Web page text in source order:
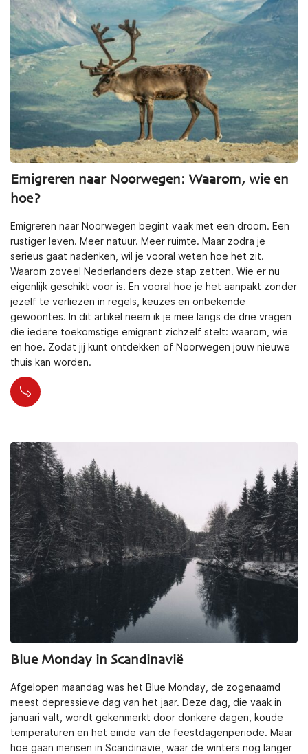
Emigreren naar Noorwegen: Waarom, wie en
hoe?
Emigreren naar Noorwegen begint vaak met een droom. Een
rustiger leven. Meer natuur. Meer ruimte. Maar zodra je
serieus gaat nadenken, wil je vooral weten hoe het zit.
Waarom zoveel Nederlanders deze stap zetten. Wie er nu
eigenlijk geschikt voor is. En vooral hoe je het aanpakt zonder
jezelf te verliezen in regels, keuzes en onbekende
gewoontes. In dit artikel neem ik je mee langs de drie vragen
die iedere toekomstige emigrant zichzelf stelt: waarom, wie
en hoe. Zodat jij kunt ontdekken of Noorwegen jouw nieuwe
thuis kan worden.
Blue Monday in Scandinavië
Afgelopen maandag was het Blue Monday, de zogenaamd
meest depressieve dag van het jaar. Deze dag, die vaak in
januari valt, wordt gekenmerkt door donkere dagen, koude
temperaturen en het einde van de feestdagenperiode. Maar
hoe gaan mensen in Scandinavië, waar de winters nog langer